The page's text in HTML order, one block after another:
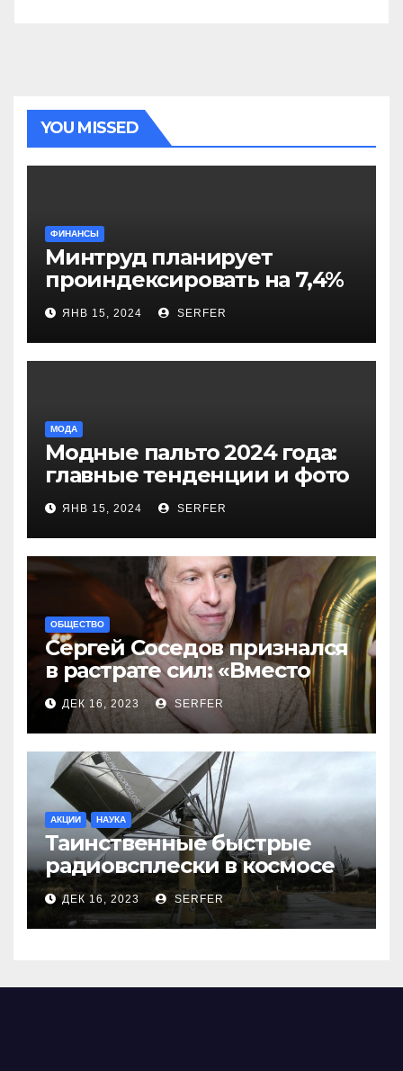
YOU MISSED
ФИНАНСЫ
Минтруд планирует
проиндексировать на 7,4%
более 40 выплат и
компенсаций
ЯНВ 15, 2024 SERFER
МОДА
Модные пальто 2024 года:
главные тенденции и фото
новинок
ЯНВ 15, 2024 SERFER
ОБЩЕСТВО
Сергей Соседов признался
в растрате сил: «Вместо
меня взяли Пригожина»
ДЕК 16, 2023 SERFER
АКЦИИ НАУКА
Таинственные быстрые
радиовсплески в космосе
сделались все более
странными
ДЕК 16, 2023 SERFER